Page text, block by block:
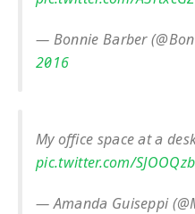
— Bonnie Barber
2016
My office space at a
pic.twitter.com/
— Amanda Guiseppi